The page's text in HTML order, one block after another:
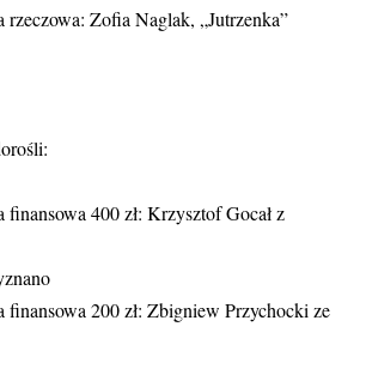
rzeczowa: Zofia Naglak, „Jutrzenka”
finansowa 400 zł: Krzysztof Gocał z
finansowa 200 zł: Zbigniew Przychocki ze